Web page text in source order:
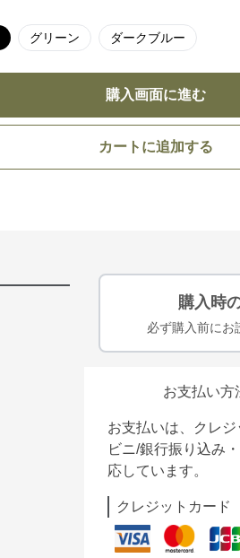
グリーン ダークブルー
購入画面に進む
カートに追加する
購入時
必ず購入前にお
お支払い方
お支払いは、クレ
ビニ/銀行振り込み
応しています。
クレジットカード